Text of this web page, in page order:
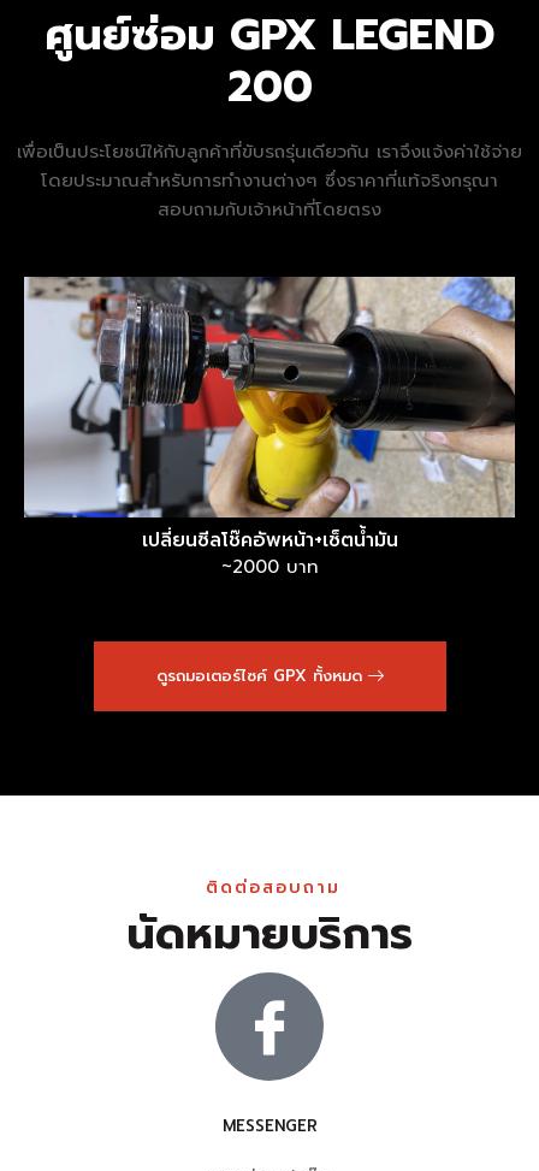
ศูนย์ซ่อม GPX LEGEND
200
เพื่อเป็นประโยชน์ให้กับลูกค้าที่ขับรถรุ่นเดียวกัน เราจึงแจ้งค่าใช้จ่าย
โดยประมาณสำหรับการทำงานต่างๆ ซึ่งราคาที่แท้จริงกรุณา
สอบถามกับเจ้าหน้าที่โดยตรง
เปลี่ยนซีลโช๊คอัพหน้า+เซ็ตน้ำมัน
~2000 บาท
ดูรถมอเตอร์ไซค์ GPX ทั้งหมด
ติดต่อสอบถาม
นัดหมายบริการ
MESSENGER